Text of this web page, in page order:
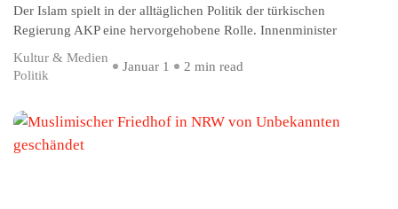
Der Islam spielt in der alltäglichen Politik der türkischen
Regierung AKP eine hervorgehobene Rolle. Innenminister
Kultur & Medien
Politik
Januar 1 2 min read